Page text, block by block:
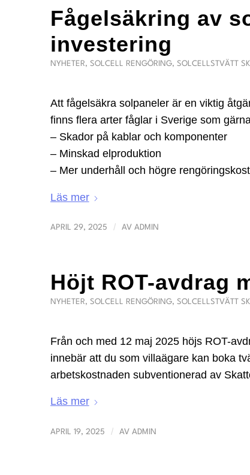
Fågelsäkring av
investering
NYHETER, SOLCELL RENGÖRING, SOLCELLSTVÄTT
Att fågelsäkra solpaneler är en viktig
finns flera arter fåglar i Sverige som
– Skador på kablar och komponenter
– Minskad elproduktion
– Mer underhåll och högre
Läs mer
APRIL 29, 2025 / AV ADMIN
Höjt ROT-avdrag
NYHETER, SOLCELL RENGÖRING, SOLCELLSTVÄTT
Från och med 12 maj 2025 höjs ROT-
innebär att du som villaägare kan boka
arbetskostnaden subventionerad av
Läs mer
APRIL 19, 2025 / AV ADMIN